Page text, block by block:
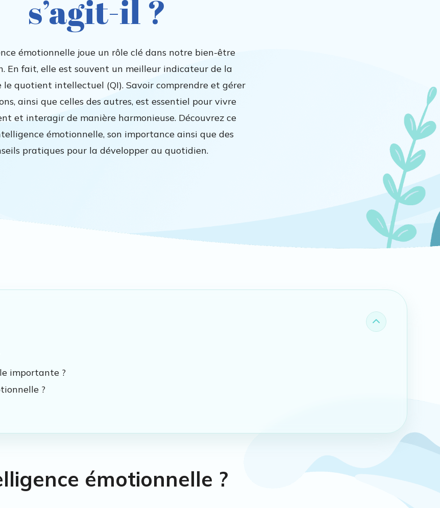
s’agit-il ?
émotionnelle joue un rôle clé dans notre bien-être
En fait, elle est souvent un meilleur indicateur de la
le quotient intellectuel (QI). Savoir comprendre et gérer
ainsi que celles des autres, est essentiel pour vivre
et interagir de manière harmonieuse. Découvrez ce
émotionnelle, son importance ainsi que des
pratiques pour la développer au quotidien.
importante ?
?
émotionnelle ?